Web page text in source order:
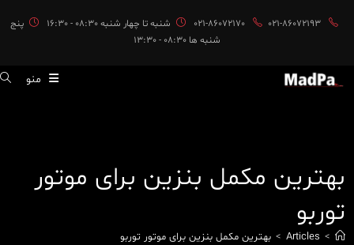
محتوا
021-86072170 021-86072193 شنبه تا چهار شنبه 08:30 - 16:30
پنج
شنبه ها 08:30 - 13:30
منو
بهترین مکمل بنزین برای موتور
توربو
>
Articles
> بهترین مکمل بنزین برای موتور توربو